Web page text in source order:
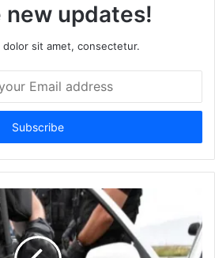
updates!
dolor sit amet, consectetur.